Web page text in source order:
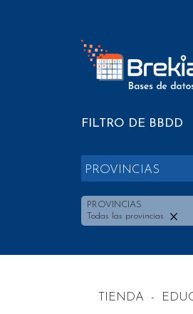
FILTRO DE BBDD
PROVINCIAS
PROVINCIAS
Todas las provincias
TIENDA -